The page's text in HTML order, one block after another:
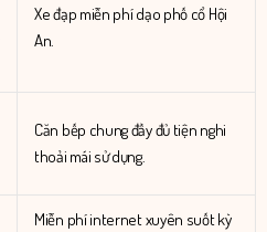
Xe đạp miễn phí dạo phố cổ Hội
An.
Căn bếp chung đầy đủ tiện nghi
thoải mái sử dụng.
Miễn phí internet xuyên suốt kỳ